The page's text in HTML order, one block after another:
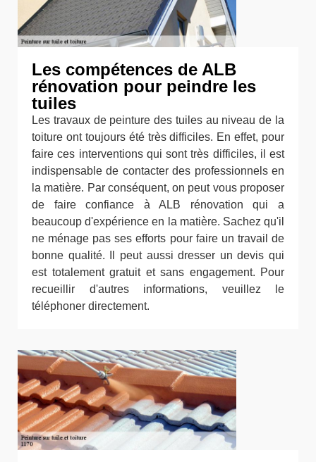
Les compétences de ALB
rénovation pour peindre les
tuiles
Les travaux de peinture des tuiles au niveau de la
toiture ont toujours été très difficiles. En effet, pour
faire ces interventions qui sont très difficiles, il est
indispensable de contacter des professionnels en
la matière. Par conséquent, on peut vous proposer
de faire confiance à ALB rénovation qui a
beaucoup d'expérience en la matière. Sachez qu'il
ne ménage pas ses efforts pour faire un travail de
bonne qualité. Il peut aussi dresser un devis qui
est totalement gratuit et sans engagement. Pour
recueillir d'autres informations, veuillez le
téléphoner directement.